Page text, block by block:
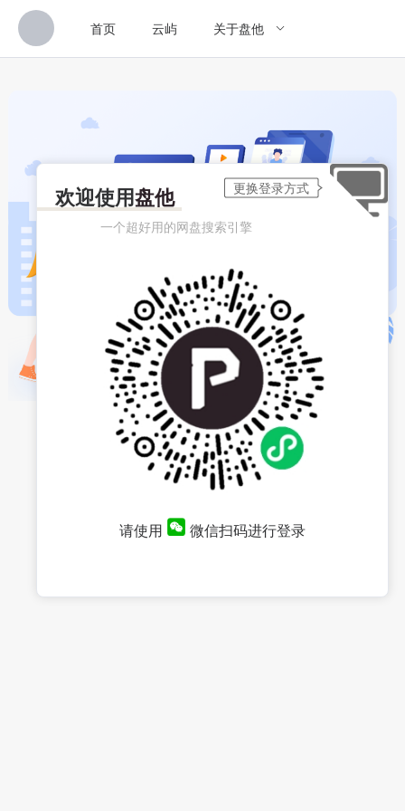
首页 云屿 关于盘他
欢迎使用盘他
一个超好用的网盘搜索引擎
请使用 微信扫码进行登录